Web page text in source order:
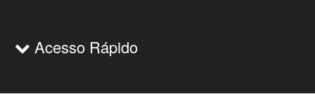
Acesso Rápido